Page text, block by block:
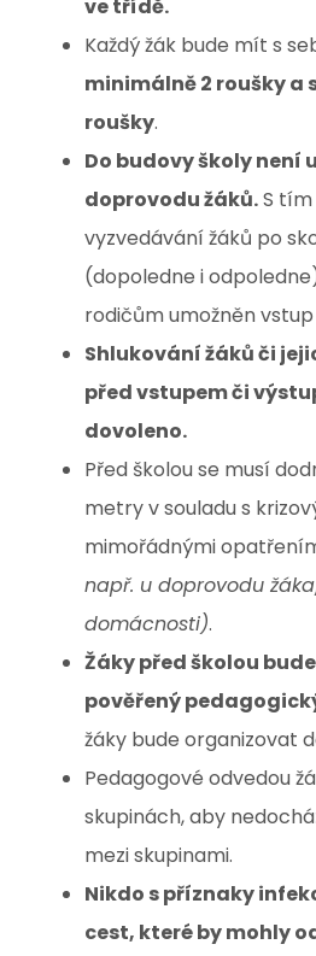
ve třídě.
Každý žák bude mít s
minimálně 2 roušky a
roušky.
Do budovy školy není
doprovodu žáků.S
vyzvedávání žáků po
(dopoledne i
rodičům umožněn vstup
Shlukování žáků či
před vstupem či
dovoleno.
Před školou se musí
metry v souladu s
mimořádnými
např. u doprovodu
domácnosti).
Žáky před školou
pověřený
žáky bude organizovat
Pedagogové odvedou
skupinách, aby
mezi skupinami.
Nikdo s příznaky
cest, které by mohly